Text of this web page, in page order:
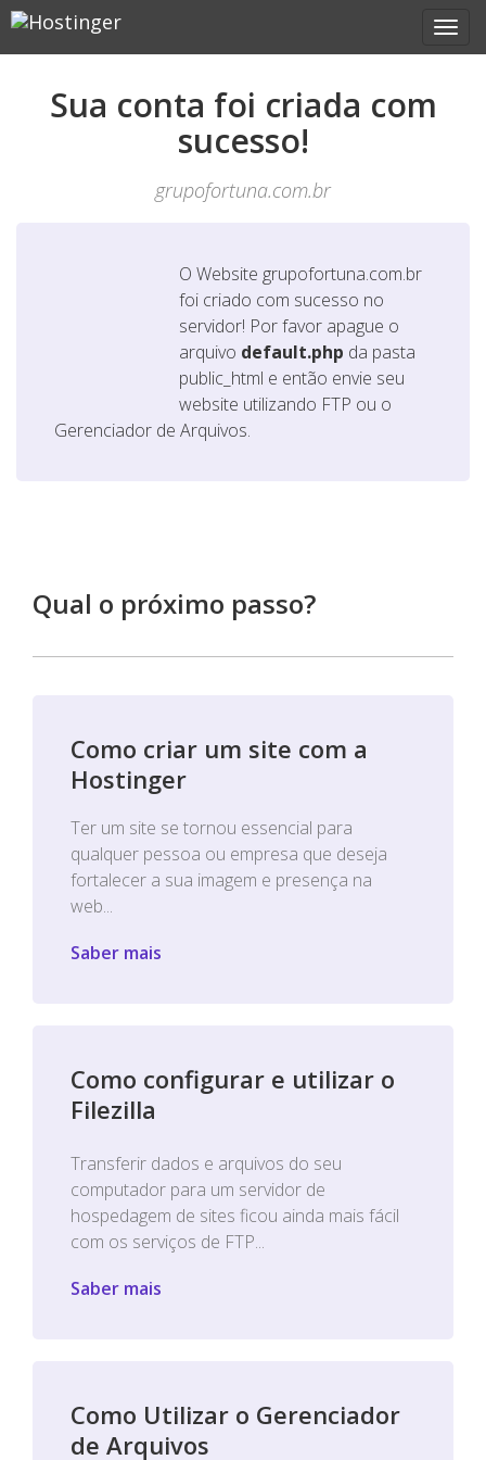
Sua conta foi criada com
sucesso!
grupofortuna.com.br
O Website grupofortuna.com.br
foi criado com sucesso no
servidor! Por favor apague o
arquivo default.php da pasta
public_html e então envie seu
website utilizando FTP ou o
Gerenciador de Arquivos.
Qual o próximo passo?
Como criar um site com a
Hostinger
Ter um site se tornou essencial para
qualquer pessoa ou empresa que deseja
fortalecer a sua imagem e presença na
web...
Saber mais
Como configurar e utilizar o
Filezilla
Transferir dados e arquivos do seu
computador para um servidor de
hospedagem de sites ficou ainda mais fácil
com os serviços de FTP...
Saber mais
Como Utilizar o Gerenciador
de Arquivos